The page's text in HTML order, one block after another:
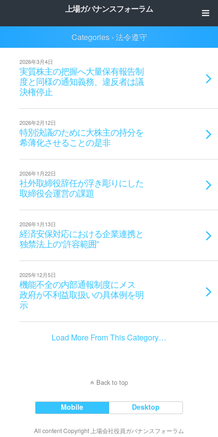
上場ガバナンスフォーラム
Categories › 法令遵守
2026年3月4日
実質株主の把握へ大量保有報告制
度と同様の通知義務、違反者は議
決権停止
2026年2月12日
特別決議のために大株主の持分を
希薄化させることの是非
2026年1月22日
社外取締役辞任が浮き彫りにした
取締役会運営の課題
2026年1月13日
経済安保対応における企業連携と
独禁法上の“許容範囲”
2025年12月5日
機能不全の内部通報制度にメス
政府が不利益取扱いの具体例を明
示
Load More From This Category…
Back to top
Mobile Desktop
All content Copyright 上場会社役員ガバナンスフォーラム